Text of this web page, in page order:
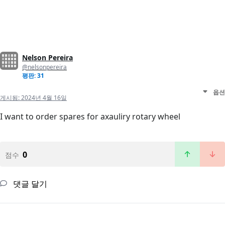
Nelson Pereira
@nelsonpereira
평판: 31
게시됨:2024년 4월 16일
옵션
I want to order spares for axauliry rotary wheel
점수 0
댓글 달기